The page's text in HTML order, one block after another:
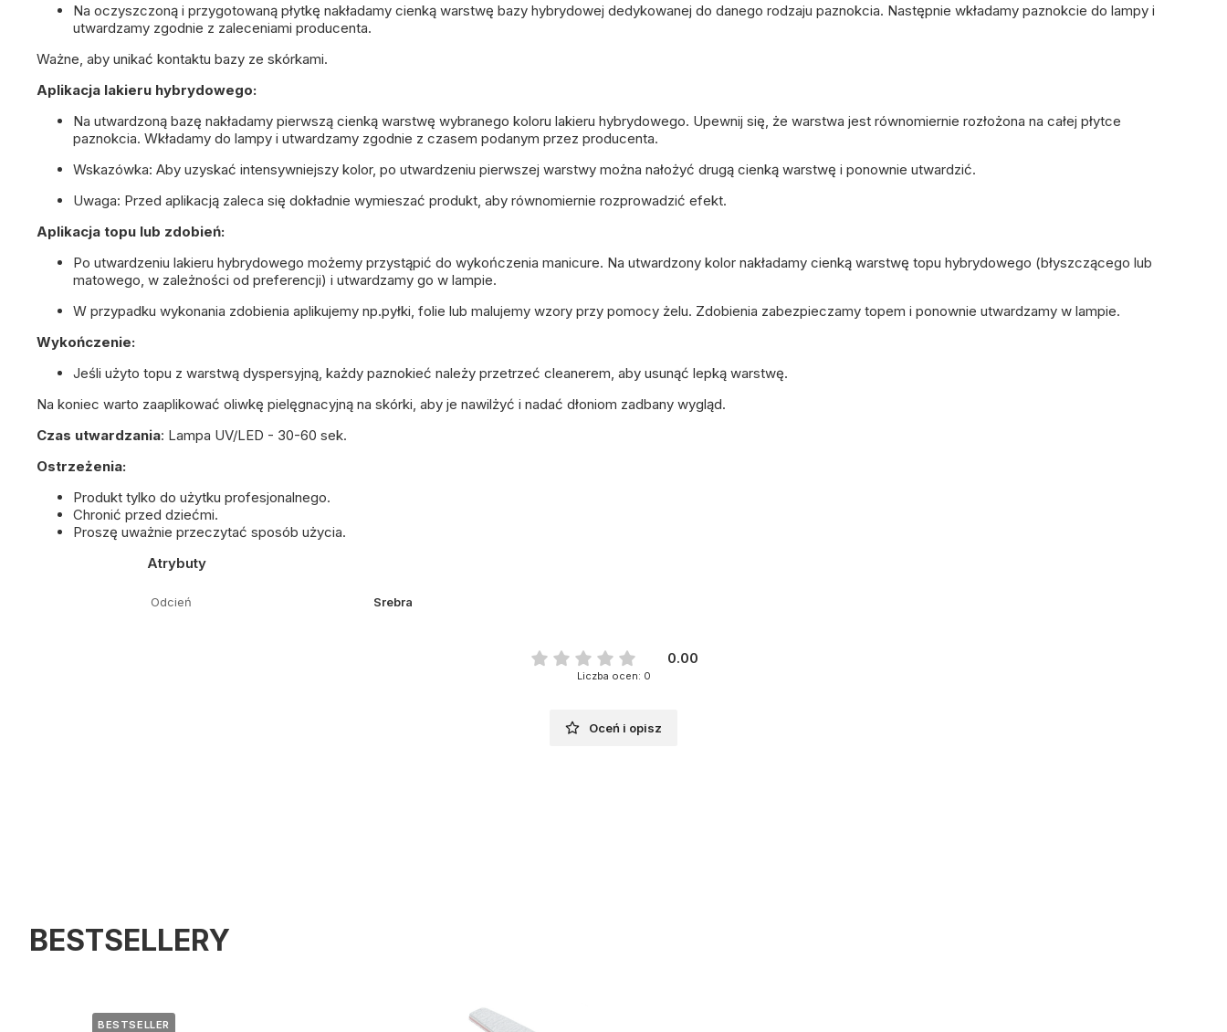
Na oczyszczoną i przygotowaną płytkę nakładamy cienką warstwę bazy hybrydowej dedykowanej do danego rodzaju paznokcia. Następnie wkładamy paznokcie do lampy i
utwardzamy zgodnie z zaleceniami producenta.
Ważne, aby unikać kontaktu bazy ze skórkami.
Aplikacja lakieru hybrydowego:
Na utwardzoną bazę nakładamy pierwszą cienką warstwę wybranego koloru lakieru hybrydowego. Upewnij się, że warstwa jest równomiernie rozłożona na całej płytce
paznokcia. Wkładamy do lampy i utwardzamy zgodnie z czasem podanym przez producenta.
Wskazówka: Aby uzyskać intensywniejszy kolor, po utwardzeniu pierwszej warstwy można nałożyć drugą cienką warstwę i ponownie utwardzić.
Uwaga: Przed aplikacją zaleca się dokładnie wymieszać produkt, aby równomiernie rozprowadzić efekt.
Aplikacja topu lub zdobień:
Po utwardzeniu lakieru hybrydowego możemy przystąpić do wykończenia manicure. Na utwardzony kolor nakładamy cienką warstwę topu hybrydowego (błyszczącego lub
matowego, w zależności od preferencji) i utwardzamy go w lampie.
W przypadku wykonania zdobienia aplikujemy np.pyłki, folie lub malujemy wzory przy pomocy żelu. Zdobienia zabezpieczamy topem i ponownie utwardzamy w lampie.
Wykończenie:
Jeśli użyto topu z warstwą dyspersyjną, każdy paznokieć należy przetrzeć cleanerem , aby usunąć lepką warstwę.
Na koniec warto zaaplikować oliwkę pielęgnacyjną na skórki, aby je nawilżyć i nadać dłoniom zadbany wygląd.
Czas utwardzania: Lampa UV/LED - 30-60 sek.
Ostrzeżenia:
Produkt tylko do użytku profesjonalnego.
Chronić przed dziećmi.
Proszę uważnie przeczytać sposób użycia.
Atrybuty
Odcień Srebra
0.00
Liczba ocen: 0
Oceń i opisz
BESTSELLERY
BESTSELLER